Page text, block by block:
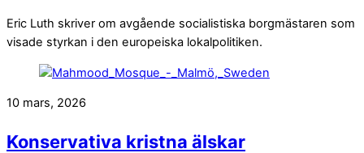
Eric Luth skriver om avgående socialistiska borgmästaren som
visade styrkan i den europeiska lokalpolitiken.
10 mars, 2026
Konservativa kristna älskar